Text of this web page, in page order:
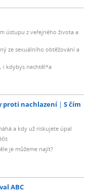
ústupu z veřejného života a
ze sexuálního obtěžování a
i kdybys nechtěl*a
proti nachlazení
S čím
a kdy už riskujete úpal
je můžeme najít?
ABC